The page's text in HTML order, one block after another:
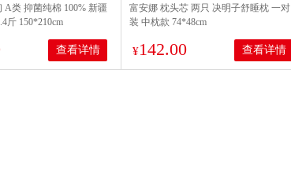
A类 抑菌纯棉 100% 新疆
斤 150*210cm
查看详情
富安娜 枕头芯 两只 决明子舒睡枕 一对
装 中枕款 74*48cm
¥142.00 查看详情